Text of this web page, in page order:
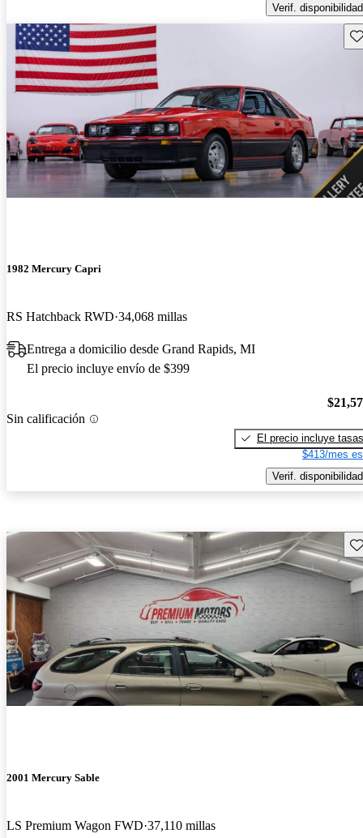
Verif. disponibilidad
1982 Mercury Capri
RS Hatchback RWD 34,068 millas
Entrega a domicilio desde Grand Rapids, MI
El precio incluye envío de $399
Sin calificación
El precio incluye tasas
$413/mes
Verif. disponibilidad
2001 Mercury Sable
LS Premium Wagon FWD 37,110 millas